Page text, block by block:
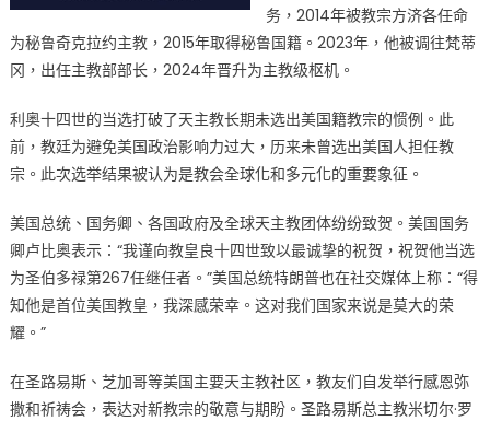
尊
号
利
十
四
世，
为
首
位
美
籍
中
务，2014年被教宗方济各任命
为秘鲁奇克拉约主教，2015年取得秘鲁国籍。2023年，他被调往梵蒂
冈，出任主教部部长，2024年晋升为主教级枢机。
利奥十四世的当选打破了天主教长期未选出美国籍教宗的惯例。此
前，教廷为避免美国政治影响力过大，历来未曾选出美国人担任教
宗。此次选举结果被认为是教会全球化和多元化的重要象征。
美国总统、国务卿、各国政府及全球天主教团体纷纷致贺。美国国务
卿卢比奥表示：“我谨向教皇良十四世致以最诚挚的祝贺，祝贺他当选
为圣伯多禄第267任继任者。”美国总统特朗普也在社交媒体上称：“得
知他是首位美国教皇，我深感荣幸。这对我们国家来说是莫大的荣
耀。”
在圣路易斯、芝加哥等美国主要天主教社区，教友们自发举行感恩弥
撒和祈祷会，表达对新教宗的敬意与期盼。圣路易斯总主教米切尔·罗